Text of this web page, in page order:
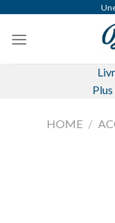
content
HOME /